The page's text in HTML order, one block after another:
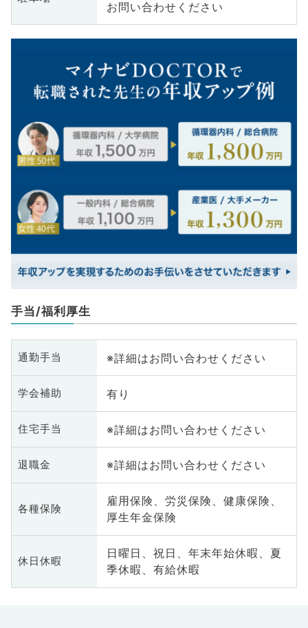
お問い合わせください
手当/福利厚生
通勤手当 ※詳細はお問い合わせください
学会補助 有り
住宅手当 ※詳細はお問い合わせください
退職金 ※詳細はお問い合わせください
各種保険
雇用保険、労災保険、健康保険、
厚生年金保険
休日休暇
日曜日、祝日、年末年始休暇、夏
季休暇、有給休暇